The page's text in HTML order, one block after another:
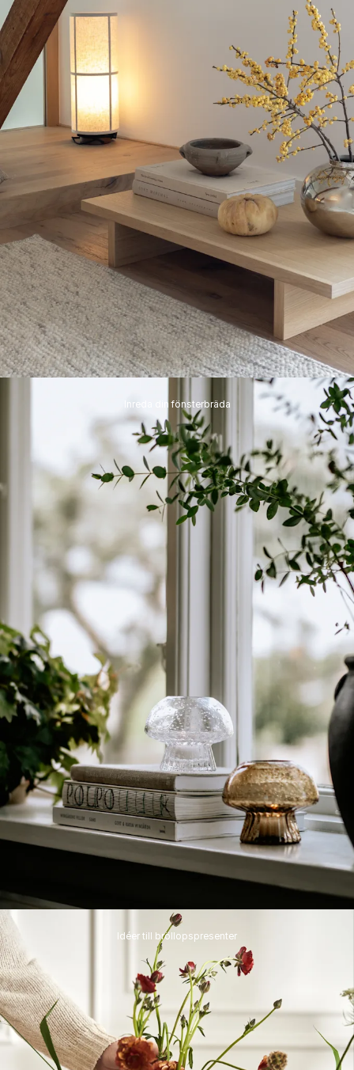
Inreda din fönsterbräda
Idéer till bröllopspresenter